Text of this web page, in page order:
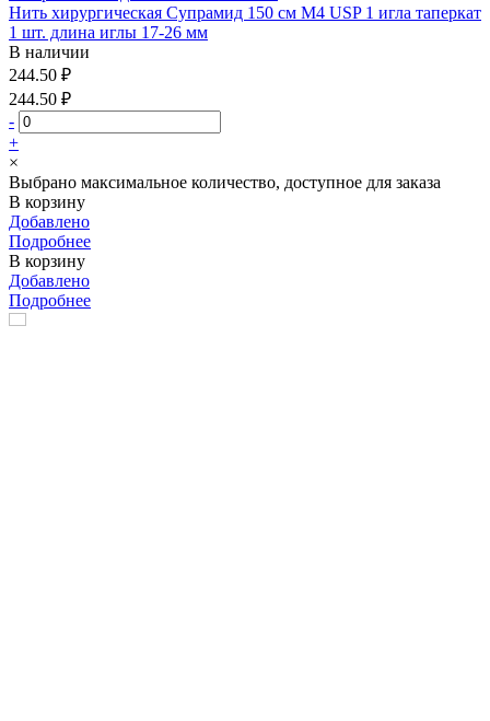
Нить хирургическая Супрамид 150 см М4 USP 1 игла таперкат
1 шт. длина иглы 17-26 мм
В наличии
244.50 ₽
244.50 ₽
-
+
×
Выбрано максимальное количество, доступное для заказа
В корзину
Добавлено
Подробнее
В корзину
Добавлено
Подробнее